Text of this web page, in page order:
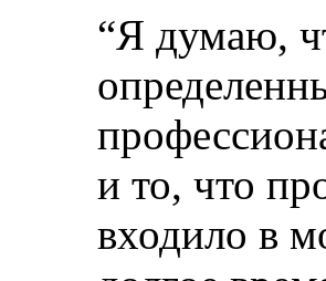
“Я думаю,
и то, что
входило в